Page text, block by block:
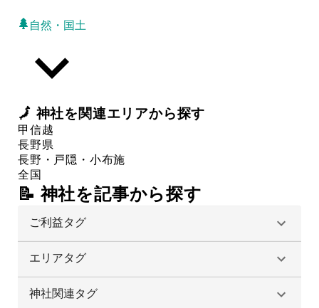
自然・国土
🗾神社を関連エリアから探す
甲信越
長野県
長野・戸隠・小布施
全国
📝 神社を記事から探す
ご利益タグ
エリアタグ
神社関連タグ